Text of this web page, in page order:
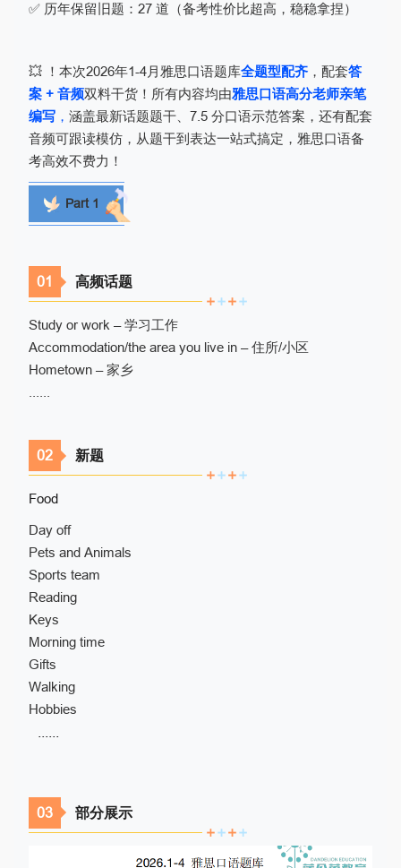
✅ 历年保留旧题：27 道（备考性价比超高，稳稳拿捏）
💥 ！本次2026年1-4月雅思口语题库全题型配齐 ，配套答
案 + 音频双料干货！所有内容均由雅思口语高分老师亲笔
编写 ， 涵盖最新话题题干、7.5 分口语示范答案，还有配套
音频可跟读模仿，从题干到表达一站式搞定，雅思口语备
考高效不费力！
Part 1
01 高频话题
Study or work – 学习工作
Accommodation/the area you live in – 住所/小区
Hometown – 家乡
02 新题
Food
Day off
Pets and Animals
Sports team
Reading
Keys
Morning time
Gifts
Walking
Hobbies
03 部分展示